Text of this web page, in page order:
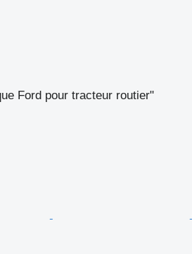
Ford pour tracteur routier"